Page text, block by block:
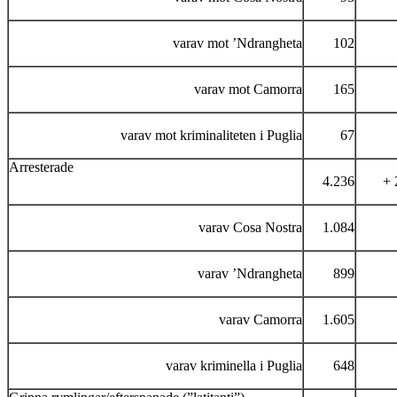
varav mot ’Ndrangheta 102
varav mot Camorra 165
varav mot kriminaliteten i Puglia 67
Arresterade
4.236
+
varav Cosa Nostra 1.084
varav ’Ndrangheta 899
varav Camorra 1.605
varav kriminella i Puglia 648